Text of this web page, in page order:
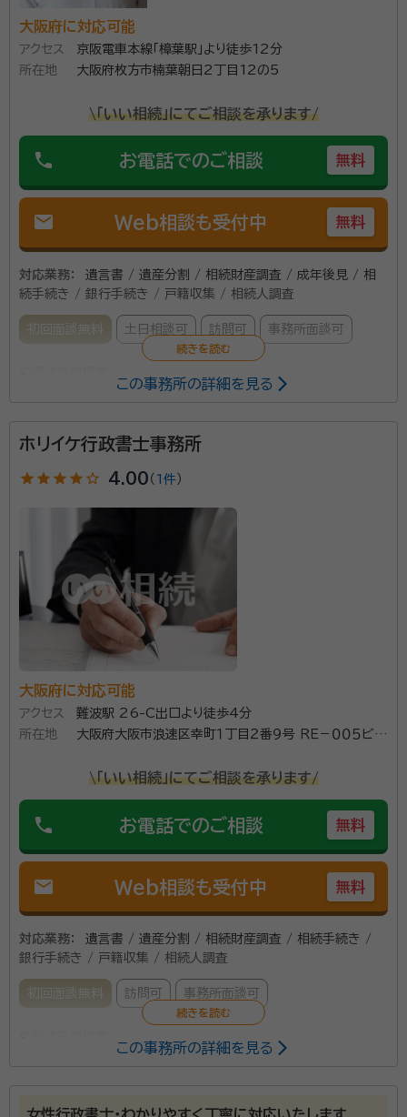
大阪府に対応可能
アクセス
京阪電車本線「樟葉駅」より徒歩12分
所在地
大阪府枚方市楠葉朝日2丁目12の5
\「いい相続」にてご相談を承ります/
phone お電話でのご相談 無料
mail Web相談も受付中 無料
対応業務：
遺言書 / 遺産分割 / 相続財産調査 / 成年後見 / 相
続手続き / 銀行手続き / 戸籍収集 / 相続人調査
初回面談無料 土日相談可 訪問可 事務所面談可
大阪の繊維商社に入社、主に審査部にて企業与信管理を担当する。（３０
2010年（平成２２年）自宅近くの現所にて事務所開設、現業開始する。
成の手続き。 財産調査のアシスト。遺言執行者及び同代
理。 暮らしの様々な「どうしよう」をサポート、ベストを尽
くします。
資格等： 行政書士、入国管理局申請取次行政書士
大阪府行政書士会
この事務所の詳細を見る
ホリイケ行政書士事務所
star star star star star_outline 4.00 （ 1件）
大阪府に対応可能
アクセス
難波駅 26-C出口より徒歩4分
所在地
大阪府大阪市浪速区幸町１丁目２番９号 ＲＥ－００５ビル
\「いい相続」にてご相談を承ります/
phone お電話でのご相談 無料
mail Web相談も受付中 無料
対応業務：
遺言書 / 遺産分割 / 相続財産調査 / 相続手続き /
銀行手続き / 戸籍収集 / 相続人調査
初回面談無料 訪問可 事務所面談可
事務所口コミ（抜粋）：
この事務所の詳細を見る